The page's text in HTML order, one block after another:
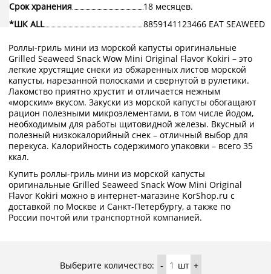
Срок хранения
18 месяцев.
*ШК ALL
8859141123466 EAT SEAWEED
Роллы-гриль мини из морской капусты оригинальные
Grilled Seaweed Snack Wow Mini Original Flavor Kokiri – это
легкие хрустящие снеки из обжаренных листов морской
капусты, нарезанной полосками и свернутой в рулетики.
Лакомство приятно хрустит и отличается нежным
«морским» вкусом. Закуски из морской капусты обогащают
рацион полезными микроэлементами, в том числе йодом,
необходимым для работы щитовидной железы. Вкусный и
полезный низкокалорийный снек – отличный выбор для
перекуса. Калорийность содержимого упаковки – всего 35
ккал.
Купить роллы-гриль мини из морской капусты
оригинальные Grilled Seaweed Snack Wow Mini Original
Flavor Kokiri можно в интернет-магазине KorShop.ru с
доставкой по Москве и Санкт-Петербургу, а также по
России почтой или транспортной компанией.
Выберите количество: - шт +